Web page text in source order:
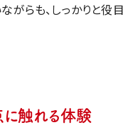
がらも、しっかりと役目
触れる体験